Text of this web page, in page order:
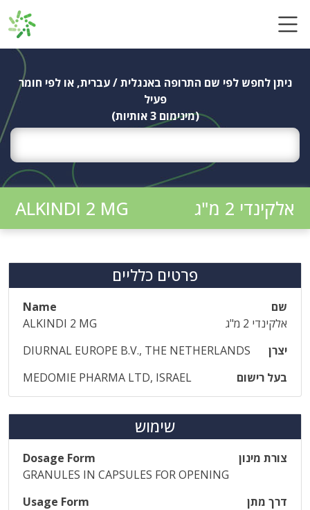
ניתן לחפש לפי שם התרופה באנגלית / עברית, או לפי חומר
פעיל
(מינימום 3 אותיות)
אלקינדי 2 מ"ג ALKINDI 2 MG
פרטים כלליים
שם
Name
אלקינדי 2 מ"ג
ALKINDI 2 MG
יצרן
DIURNAL EUROPE B.V., THE NETHERLANDS
בעל רישום
MEDOMIE PHARMA LTD, ISRAEL
שימוש
צורת מינון
Dosage Form
GRANULES IN CAPSULES FOR OPENING
דרך מתן
Usage Form